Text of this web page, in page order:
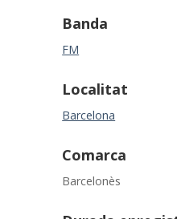
Banda
FM
Localitat
Barcelona
Comarca
Barcelonès